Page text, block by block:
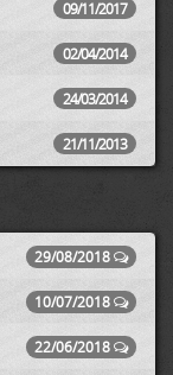
09/11/2017
02/04/2014
24/03/2014
21/11/2013
29/08/2018
10/07/2018
22/06/2018